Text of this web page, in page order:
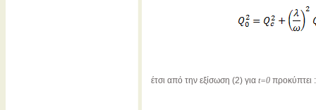
έτσι από την εξίσωση (2) για t=0 προκύπτει :